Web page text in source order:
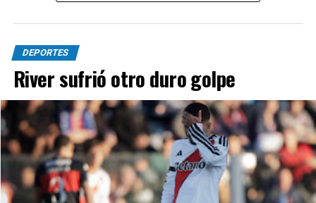
Renzo Paparelli, Rodrigo Díaz y Emanuel Moreno;
Branco Mera, Alejandro Chiavetto, Martín Rivero y
Ezequiel Goiburu; Ignacio Zapulla y Patricio Cucchi. DT:
Cristian Corrales.
Cambios: ST 17' Vito Esmay por Mera, 24' Elías Ayala y
Iván Bravo por Zapulla y Goiburu, y 34' Facundo Hang y
Luis Dezi por Cucchi y Díaz.
Goles: PT 23' Juárez (CD).
atrapar un rebote que había intentado Merentiel y darle
el 1 a 1 a su equipo. De esta forma, el entretiempo llegó
con el empate.
Cómo fue el segundo tiempo entre Boca y Vélez en el
Torneo Clausura
En el comienzo de los segundos 45 minutos, Boca fue
más preciso y tuvo más posesión de la pelota que en el
primer tiempo. Tras empatar el partido, intentó darlo
vuelta, aunque todavía no había podido hacerlo en el
Clausura 2026.
DEPORTES
River sufrió otro duro golpe